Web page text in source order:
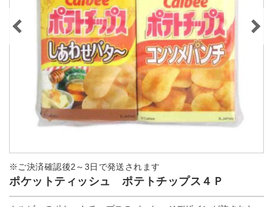
※ご決済確認後2～3日で発送されます
ポケットティッシュ ポテトチップス４Ｐ